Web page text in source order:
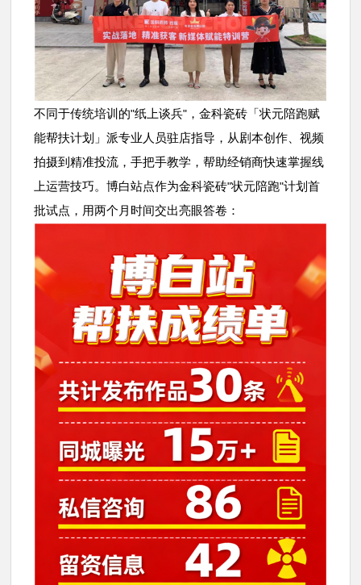
不同于传统培训的"纸上谈兵" ，金科瓷砖「状元陪跑赋
能帮扶计划」派专业人员驻店指导，从剧本创作、视频
拍摄到精准投流，手把手教学，帮助经销商快速掌握线
上运营技巧。博白站点作为金科瓷砖"状元陪跑"计划首
批试点，用两个月时间交出亮眼答卷：